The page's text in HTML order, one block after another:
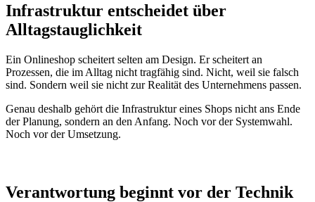
Infrastruktur entscheidet über
Alltagstauglichkeit
Ein Onlineshop scheitert selten am Design. Er scheitert an
Prozessen, die im Alltag nicht tragfähig sind. Nicht, weil sie falsch
sind. Sondern weil sie nicht zur Realität des Unternehmens passen.
Genau deshalb gehört die Infrastruktur eines Shops nicht ans Ende
der Planung, sondern an den Anfang. Noch vor der Systemwahl.
Noch vor der Umsetzung.
Verantwortung beginnt vor der Technik